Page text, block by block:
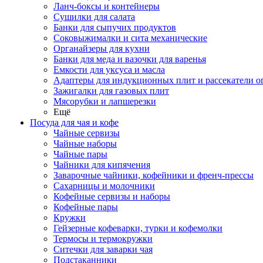
Ланч-боксы и контейнеры
Сушилки для салата
Банки для сыпучих продуктов
Соковыжималки и сита механические
Органайзеры для кухни
Банки для меда и вазочки для варенья
Емкости для уксуса и масла
Адаптеры для индукционных плит и рассекатели
Зажигалки для газовых плит
Мясорубки и лапшерезки
Ещё
Посуда для чая и кофе
Чайные сервизы
Чайные наборы
Чайные пары
Чайники для кипячения
Заварочные чайники, кофейники и френч-прессы
Сахарницы и молочники
Кофейные сервизы и наборы
Кофейные пары
Кружки
Гейзерные кофеварки, турки и кофемолки
Термосы и термокружки
Ситечки для заварки чая
Подстаканники